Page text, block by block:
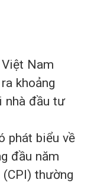
Nam
khoảng
nhà đầu tư
phát biểu về
đầu năm
thường